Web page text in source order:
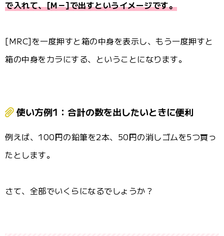
で入れて、[M－]で出すというイメージです。
[MRC]を一度押すと箱の中身を表示し、もう一度押すと
箱の中身をカラにする、ということになります。
使い方例1：合計の数を出したいときに便利
例えば、100円の鉛筆を2本、50円の消しゴムを5つ買っ
たとします。
さて、全部でいくらになるでしょうか？